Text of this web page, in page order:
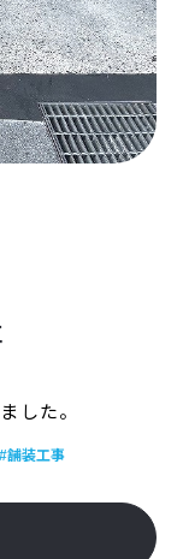
した。
#舗装工事